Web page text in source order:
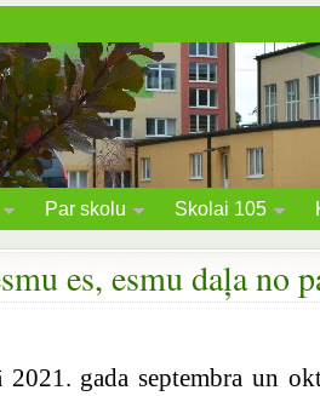
Par skolu Skolai 105
es, esmu daļa no
gada septembra un